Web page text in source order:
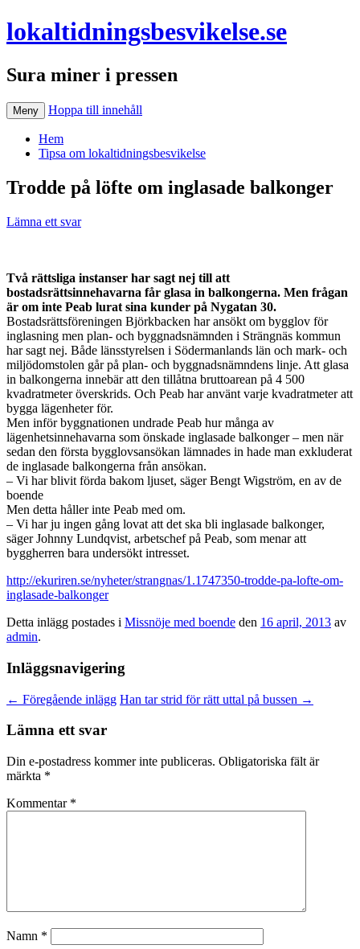
lokaltidningsbesvikelse.se
Sura miner i pressen
Meny Hoppa till innehåll
Hem
Tipsa om lokaltidningsbesvikelse
Trodde på löfte om inglasade balkonger
Lämna ett svar
Två rättsliga instanser har sagt nej till att
bostadsrättsinnehavarna får glasa in balkongerna. Men frågan
är om inte Peab lurat sina kunder på Nygatan 30.
Bostadsrättsföreningen Björkbacken har ansökt om bygglov för
inglasning men plan- och byggnadsnämnden i Strängnäs kommun
har sagt nej. Både länsstyrelsen i Södermanlands län och mark- och
miljödomstolen går på plan- och byggnadsnämndens linje. Att glasa
in balkongerna innebär att den tillåtna bruttoarean på 4 500
kvadratmeter överskrids. Och Peab har använt varje kvadratmeter att
bygga lägenheter för.
Men inför byggnationen undrade Peab hur många av
lägenhetsinnehavarna som önskade inglasade balkonger – men när
sedan den första bygglovsansökan lämnades in hade man exkluderat
de inglasade balkongerna från ansökan.
– Vi har blivit förda bakom ljuset, säger Bengt Wigström, en av de
boende
Men detta håller inte Peab med om.
– Vi har ju ingen gång lovat att det ska bli inglasade balkonger,
säger Johnny Lundqvist, arbetschef på Peab, som menar att
byggherren bara undersökt intresset.
http://ekuriren.se/nyheter/strangnas/1.1747350-trodde-pa-lofte-om-
inglasade-balkonger
Detta inlägg postades i Missnöje med boende den 16 april, 2013 av
admin.
Inläggsnavigering
← Föregående inlägg Han tar strid för rätt uttal på bussen →
Lämna ett svar
Din e-postadress kommer inte publiceras. Obligatoriska fält är
märkta *
Kommentar *
Namn *